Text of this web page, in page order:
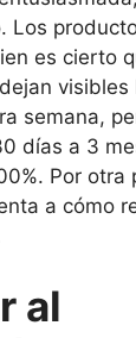
Los
es cierto
visibles
semana,
días a 3
Por otra
a cómo
al